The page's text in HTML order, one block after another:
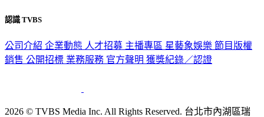
認識 TVBS
公司介紹 企業動態 人才招募 主播專區 星藝象娛樂 節目版權
銷售 公開招標 業務服務 官方聲明 獲獎紀錄／認證
2026 © TVBS Media Inc. All Rights Reserved. 台北市內湖區瑞